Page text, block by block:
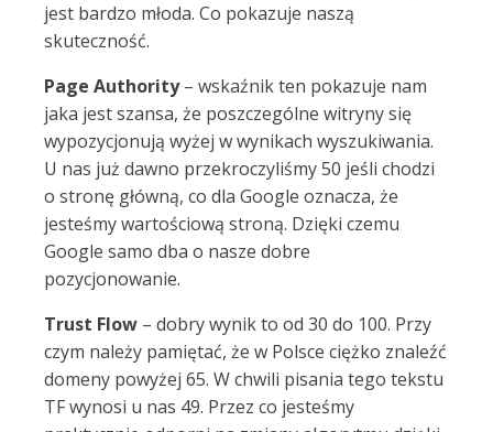
jest bardzo młoda. Co pokazuje naszą
skuteczność.
Page Authority– wskaźnik ten pokazuje nam
jaka jest szansa, że poszczególne witryny się
wypozycjonują wyżej w wynikach wyszukiwania.
U nas już dawno przekroczyliśmy 50 jeśli chodzi
o stronę główną, co dla Google oznacza, że
jesteśmy wartościową stroną. Dzięki czemu
Google samo dba o nasze dobre
pozycjonowanie.
Trust Flow – dobry wynik to od 30 do 100. Przy
czym należy pamiętać, że w Polsce ciężko znaleźć
domeny powyżej 65. W chwili pisania tego tekstu
TF wynosi u nas 49. Przez co jesteśmy